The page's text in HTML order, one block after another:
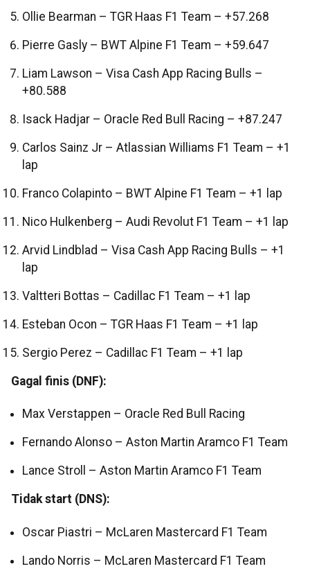
Ollie Bearman – TGR Haas F1 Team – +57.268
Pierre Gasly – BWT Alpine F1 Team – +59.647
Liam Lawson – Visa Cash App Racing Bulls –
+80.588
Isack Hadjar – Oracle Red Bull Racing – +87.247
Carlos Sainz Jr – Atlassian Williams F1 Team – +1
lap
Franco Colapinto – BWT Alpine F1 Team – +1 lap
Nico Hulkenberg – Audi Revolut F1 Team – +1 lap
Arvid Lindblad – Visa Cash App Racing Bulls – +1
lap
Valtteri Bottas – Cadillac F1 Team – +1 lap
Esteban Ocon – TGR Haas F1 Team – +1 lap
Sergio Perez – Cadillac F1 Team – +1 lap
Gagal finis (DNF):
Max Verstappen – Oracle Red Bull Racing
Fernando Alonso – Aston Martin Aramco F1 Team
Lance Stroll – Aston Martin Aramco F1 Team
Tidak start (DNS):
Oscar Piastri – McLaren Mastercard F1 Team
Lando Norris – McLaren Mastercard F1 Team